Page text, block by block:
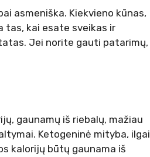
asmeniška. Kiekvieno kūnas,
tas, kai esate sveikas ir
Jei norite gauti patarimų,
gaunamų iš riebalų, mažiau
Ketogeninė mityba, ilgai
kalorijų būtų gaunama iš